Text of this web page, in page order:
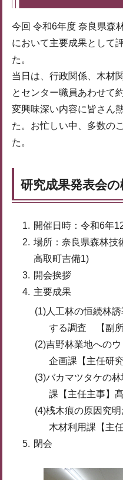
今回 令和6年度 奈良県森
において主要成果として
た。
当日は、行政関係、木材
とセンター職員あわせて
変興味深い内容に皆さん
た。お忙しい中、多数の
た。
研究成果発表会の
開催日時：令和6年
場所：奈良県森林技
高取町吉備1)
開会挨拶
主要成果
(1)人工林の恒続林
する調査 【副
(2)吉野林業地への
企画課【主任研
(3)バカマツタケの
課【主任主事】
(4)桟木痕の原因究
木材利用課【主
閉会